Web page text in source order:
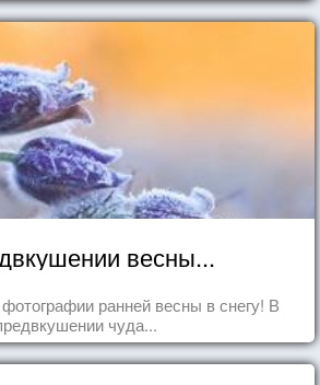
весны...
ранней весны в снегу! В
чуда...